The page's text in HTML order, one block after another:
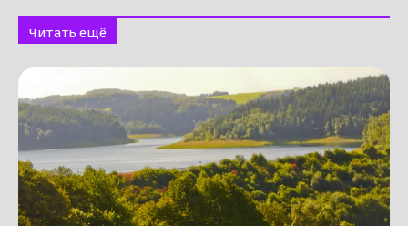
Читать ещё